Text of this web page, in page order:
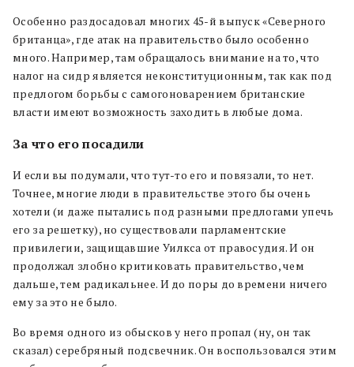
Особенно раздосадовал многих 45-й выпуск «Северного
британца», где атак на правительство было особенно
много. Например, там обращалось внимание на то, что
налог на сидр является неконституционным, так как под
предлогом борьбы с самогоноварением британские
власти имеют возможность заходить в любые дома.
За что его посадили
И если вы подумали, что тут-то его и повязали, то нет.
Точнее, многие люди в правительстве этого бы очень
хотели (и даже пытались под разными предлогами упечь
его за решетку), но существовали парламентские
привилегии, защищавшие Уилкса от правосудия. И он
продолжал злобно критиковать правительство, чем
дальше, тем радикальнее. И до поры до времени ничего
ему за это не было.
Во время одного из обысков у него пропал (ну, он так
сказал) серебряный подсвечник. Он воспользовался этим